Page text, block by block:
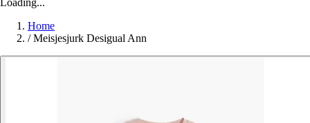
Home
/ Meisjesjurk Desigual Ann